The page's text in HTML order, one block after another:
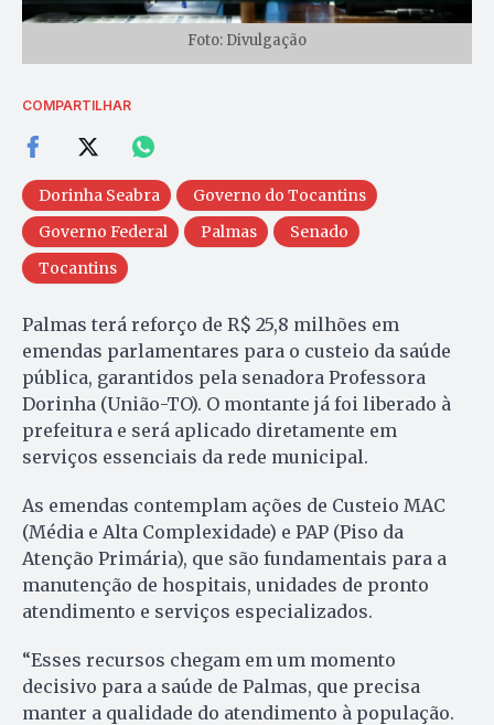
Foto: Divulgação
COMPARTILHAR
Dorinha Seabra
Governo do Tocantins
Governo Federal
Palmas
Senado
Tocantins
Palmas terá reforço de R$ 25,8 milhões em
emendas parlamentares para o custeio da saúde
pública, garantidos pela senadora Professora
Dorinha (União-TO). O montante já foi liberado à
prefeitura e será aplicado diretamente em
serviços essenciais da rede municipal.
As emendas contemplam ações de Custeio MAC
(Média e Alta Complexidade) e PAP (Piso da
Atenção Primária), que são fundamentais para a
manutenção de hospitais, unidades de pronto
atendimento e serviços especializados.
“Esses recursos chegam em um momento
decisivo para a saúde de Palmas, que precisa
manter a qualidade do atendimento à população.